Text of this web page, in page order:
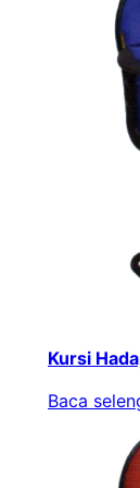
Kursi
Baca